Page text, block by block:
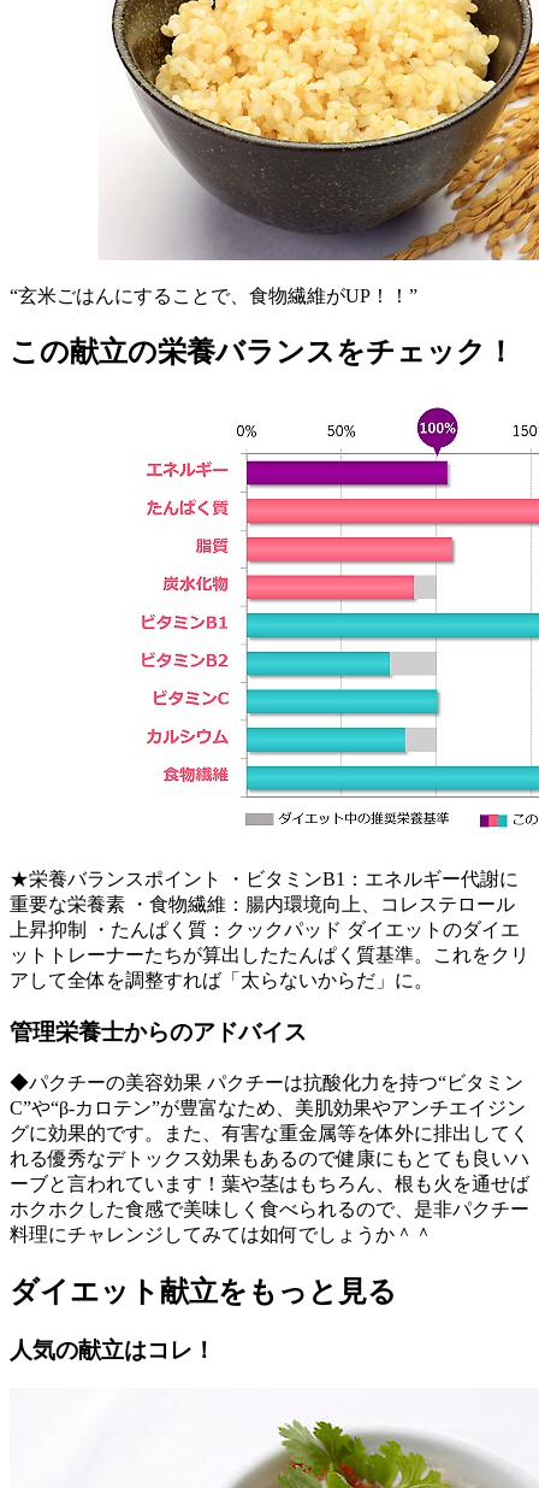
“玄米ごはんにすることで、食物繊維がUP！！”
この献立の栄養バランスをチェック！
★栄養バランスポイント ・ビタミンB1：エネルギー代謝に
重要な栄養素 ・食物繊維：腸内環境向上、コレステロール
上昇抑制 ・たんぱく質：クックパッド ダイエットのダイエ
ットトレーナーたちが算出したたんぱく質基準。これをクリ
アして全体を調整すれば「太らないからだ」に。
管理栄養士からのアドバイス
◆パクチーの美容効果 パクチーは抗酸化力を持つ“ビタミン
C”や“β-カロテン”が豊富なため、美肌効果やアンチエイジン
グに効果的です。また、有害な重金属等を体外に排出してく
れる優秀なデトックス効果もあるので健康にもとても良いハ
ーブと言われています！葉や茎はもちろん、根も火を通せば
ホクホクした食感で美味しく食べられるので、是非パクチー
料理にチャレンジしてみては如何でしょうか＾＾
ダイエット献立をもっと見る
人気の献立はコレ！